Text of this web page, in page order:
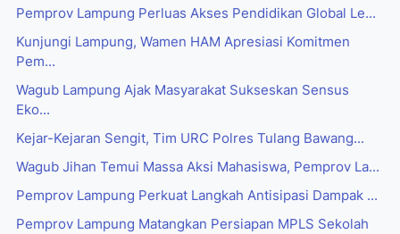
Pemprov Lampung Perluas Akses Pendidikan Global Le...
Kunjungi Lampung, Wamen HAM Apresiasi Komitmen
Pem...
Wagub Lampung Ajak Masyarakat Sukseskan Sensus
Eko...
Kejar-Kejaran Sengit, Tim URC Polres Tulang Bawang...
Wagub Jihan Temui Massa Aksi Mahasiswa, Pemprov La...
Pemprov Lampung Perkuat Langkah Antisipasi Dampak ...
Pemprov Lampung Matangkan Persiapan MPLS Sekolah